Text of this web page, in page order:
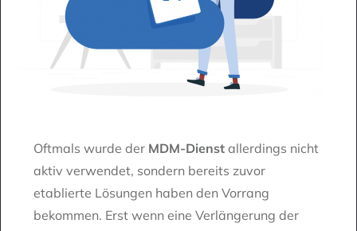
Oftmals wurde der MDM-Dienst allerdings nicht
aktiv verwendet, sondern bereits zuvor
etablierte Lösungen haben den Vorrang
bekommen. Erst wenn eine Verlängerung der